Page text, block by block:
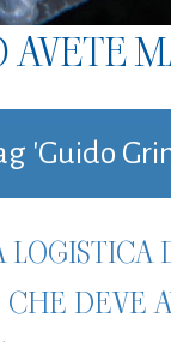
'Guido
LOGISTICA
DEVE